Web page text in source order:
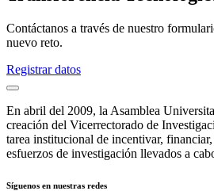
Contáctanos a través de nuestro
nuevo reto.
Registrar datos
En abril del 2009, la Asamblea
creación del Vicerrectorado de
tarea institucional de incentivar,
esfuerzos de investigación llevados a
Síguenos en nuestras redes